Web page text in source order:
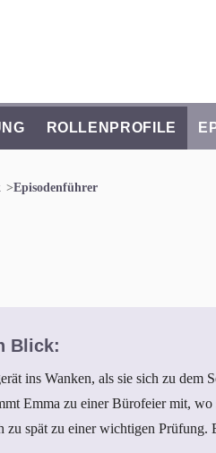
ROLLENPROFILE
Episodenführer
Blick:
ins Wanken, als sie sich zu
Emma zu einer Bürofeier mit, wo
spät zu einer wichtigen Prüfung.